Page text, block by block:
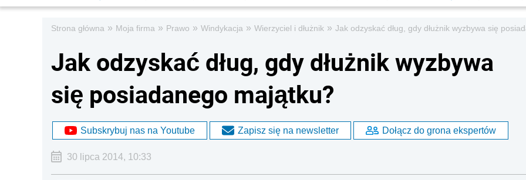
Strona główna » Moja firma » Prawo » Windykacja » Wierzyciel i dłużnik » Jak odzyskać dług, gdy dłużnik wyzbywa się
Jak odzyskać dług, gdy dłużnik wyzbywa
się posiadanego majątku?
Subskrybuj nas na Youtube Zapisz się na newsletter Dołącz do grona ekspertów
30 lipca 2014, 10:33